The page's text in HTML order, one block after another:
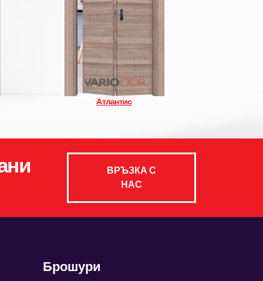
Атлантис
ВРЪЗКА С
НАС
Брошури